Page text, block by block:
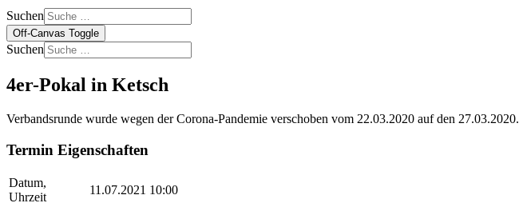
Suchen
Off-Canvas Toggle
Suchen
4er-Pokal in Ketsch
Verbandsrunde wurde wegen der Corona-Pandemie verschoben vom 22.03.2020 auf den 27.03.2020.
Termin Eigenschaften
Datum,
Uhrzeit
11.07.2021 10:00